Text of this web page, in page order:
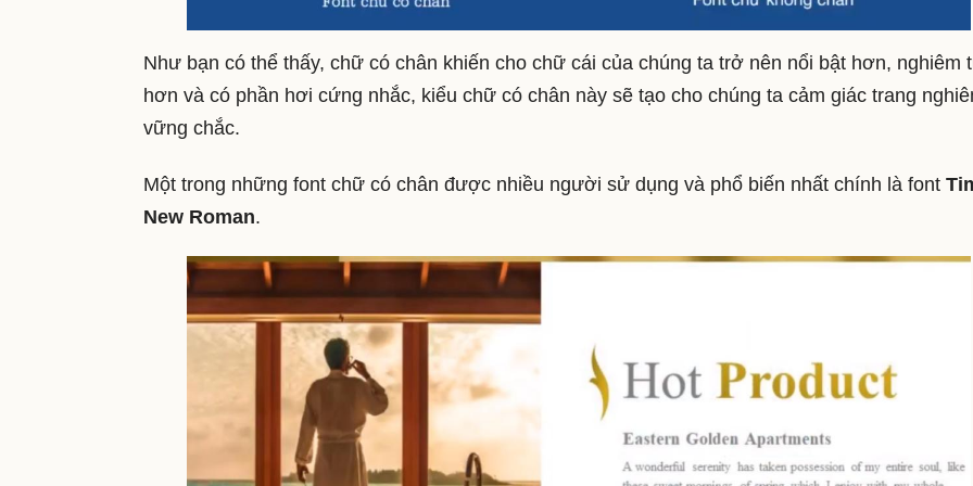
Như bạn có thể thấy, chữ có chân khiến cho chữ cái của chúng ta trở nên nổi bật hơn, nghiêm
hơn và có phần hơi cứng nhắc, kiểu chữ có chân này sẽ tạo cho chúng ta cảm giác trang
vững chắc.
Một trong những font chữ có chân được nhiều người sử dụng và phổ biến nhất chính là font
New Roman.